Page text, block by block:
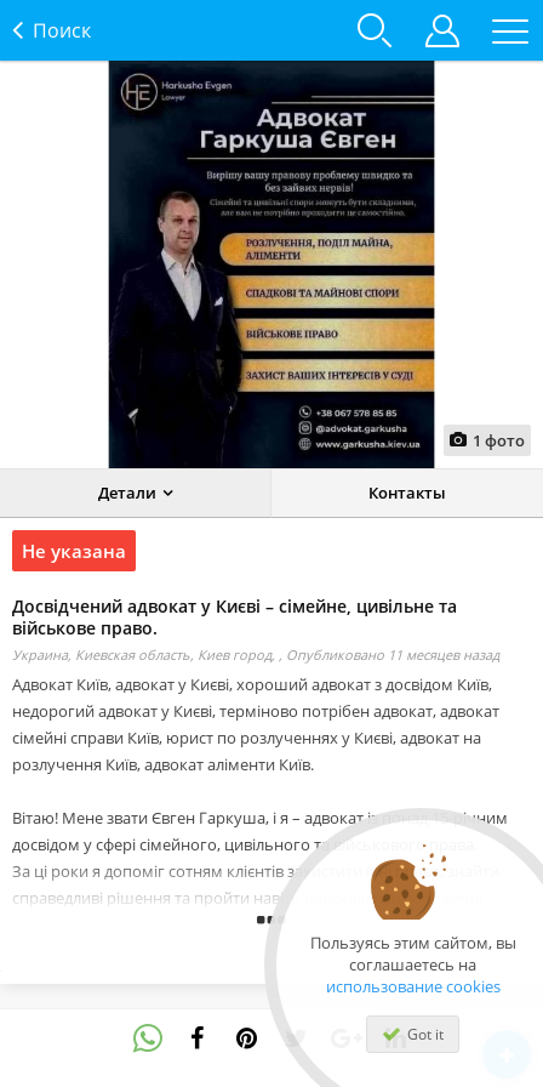
Пользуясь этим сайтом, вы
соглашаетесь на
использование cookies
Got it
Поиск
1 фото
Детали Контакты
Не указана
Досвідчений адвокат у Києві – сімейне, цивільне та
військове право.
Украина, Киевская область, Киев город, , Опубликовано 11 месяцев назад
Адвокат Київ, адвокат у Києві, хороший адвокат з досвідом Київ,
недорогий адвокат у Києві, терміново потрібен адвокат, адвокат
сімейні справи Київ, юрист по розлученнях у Києві, адвокат на
розлучення Київ, адвокат аліменти Київ.
Вітаю! Мене звати Євген Гаркуша, і я – адвокат із понад 15-річним
досвідом у сфері сімейного, цивільного та військового права.
За ці роки я допоміг сотням клієнтів захистити їхні права, знайти
справедливі рішення та пройти навіть найскладніші юридичні
-Сімейні справи: розлучення, поділ майна, аліменти, опіка над
-Цивільні спори: спадкові справи, договори, захист прав власності